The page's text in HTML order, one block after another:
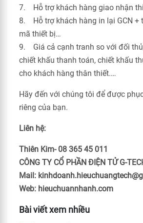
7. Hỗ trợ khách hàng giao nhận
8. Hỗ trợ khách hàng in lại GCN +
mã thiết bị…
9. Giá cả cạnh tranh so với đối
chiết khấu thanh toán, chiết khấu
cho khách hàng thân thiết.…
Hãy đến với chúng tôi để được
riêng của bạn.
Liên hệ:
Thiên Kim- 08 365 45 011
CÔNG TY CỔ PHẦN ĐIỆN TỬ G-
Mail:
Web: hieuchuannhanh.com
Bài viết xem nhiều